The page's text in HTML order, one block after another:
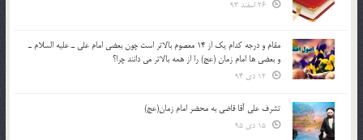
مقام و درجه كدام يك از 14 معصوم بالاتر است چون بعضي امام علي ـ عليه السلام ـ
و بعضي ها امام زمان (عج) را از همه بالاتر مي دانند چرا؟
تشرف علي آقا قاضي به محضر امام زمان(عج)